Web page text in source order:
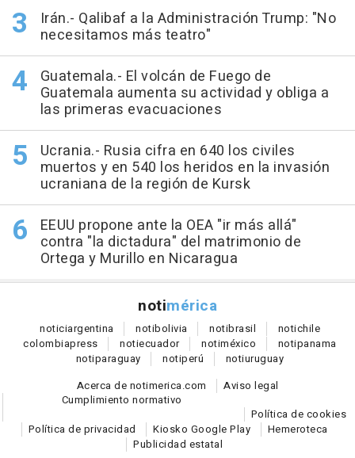
Irán.- Qalibaf a la Administración Trump: "No
necesitamos más teatro"
Guatemala.- El volcán de Fuego de
Guatemala aumenta su actividad y obliga a
las primeras evacuaciones
Ucrania.- Rusia cifra en 640 los civiles
muertos y en 540 los heridos en la invasión
ucraniana de la región de Kursk
EEUU propone ante la OEA "ir más allá"
contra "la dictadura" del matrimonio de
Ortega y Murillo en Nicaragua
notimérica
noticiargentina notibolivia notibrasil notichile
colombiapress notiecuador notiméxico notipanama
notiparaguay notiperú notiuruguay
Acerca de notimerica.com
Aviso legal
Cumplimiento normativo
Política de cookies
Política de privacidad
Kiosko Google Play
Hemeroteca
Publicidad estatal